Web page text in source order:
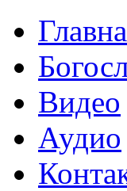
Видео
Аудио